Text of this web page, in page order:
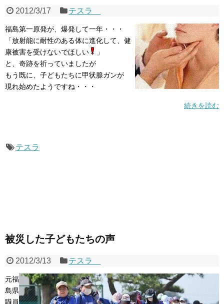
2012/3/17 テスラ
福島第一原発が、爆発して一年・・・
「放射能に耐性のある体に進化して、健
康被害を受けないでほしい
」
と、奇跡を祈っていましたが
もう既に、子どもたちに甲状腺ガンが
現れ始めたようですね・・・
続きを読む
テスラ
被災した子どもたちの声
2012/3/13 テスラ
元福
島県
職員